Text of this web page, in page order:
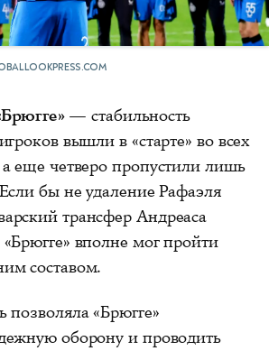
— стабильность
вышли в «старте» во всех
еще четверо пропустили лишь
бы не удаление Рафаэля
трансфер Андреаса
вполне мог пройти
составом.
позволяла «Брюгге»
оборону и проводить